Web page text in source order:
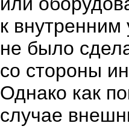
к
не было
со стороны
Однако как
случае